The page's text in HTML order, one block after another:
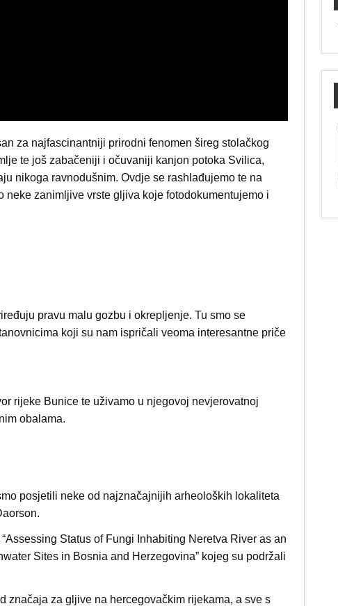
za najfascinantniji prirodni fenomen šireg stolačkog
te još zabačeniji i očuvaniji kanjon potoka Svilica,
nikoga ravnodušnim. Ovdje se rashlađujemo te na
zanimljive vrste gljiva koje fotodokumentujemo i
pravu malu gozbu i okrepljenje. Tu smo se
koji su nam ispričali veoma interesantne priče
rijeke Bunice te uživamo u njegovoj nevjerovatnoj
obalama.
posjetili neke od najznačajnijih arheoloških lokaliteta
Status of Fungi Inhabiting Neretva River as an
Sites in Bosnia and Herzegovina” kojeg su podržali
za gljive na hercegovačkim rijekama, a sve s